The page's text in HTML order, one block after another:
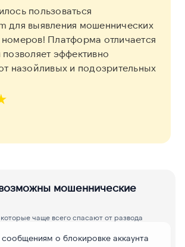
пользоваться
для выявления мошеннических
Платформа отличается
эффективно
назойливых и подозрительных
мошеннические
чаще всего спасают от развода
сообщениям о блокировке аккаунта